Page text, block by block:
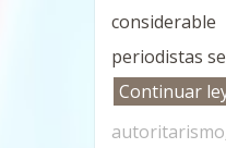
periodistas
Continuar
autoritarismo